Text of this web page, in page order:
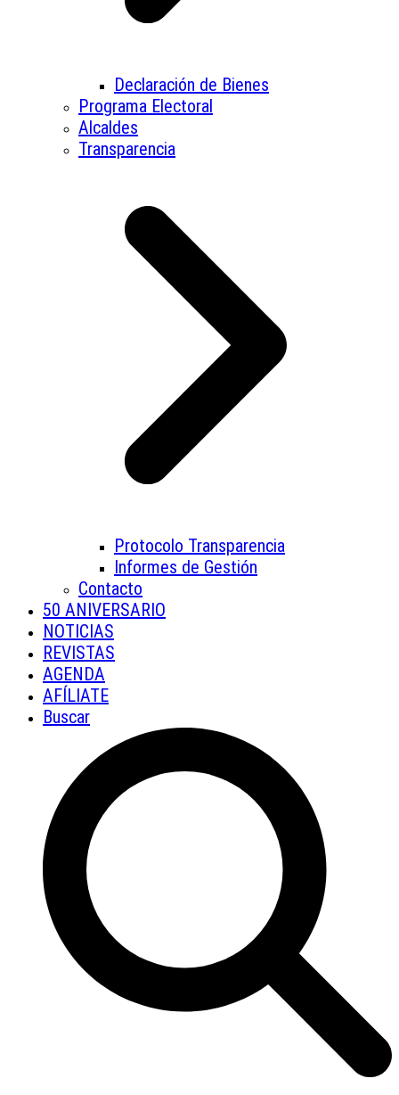
Declaración de Bienes
Programa Electoral
Alcaldes
Transparencia
Protocolo Transparencia
Informes de Gestión
Contacto
50 ANIVERSARIO
NOTICIAS
REVISTAS
AGENDA
AFÍLIATE
Buscar